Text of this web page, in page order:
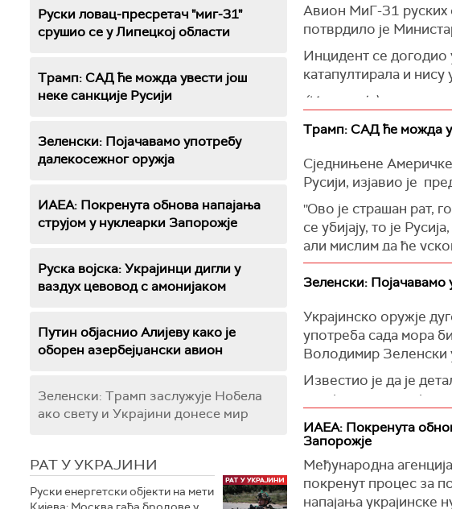
Руски ловац-пресретач "миг-31"
срушио се у Липецкој области
Трамп: САД ће можда увести још
неке санкције Русији
Зеленски: Појачавамо употребу
далекосежног оружја
ИАЕА: Покренутa обновa напајања
струјом у нуклеарки Запорожје
Руска војска: Украјинци дигли у
ваздух цевовод с амонијаком
Путин објаснио Алијеву како је
оборен азербејџански авион
Зеленски: Трамп заслужује Нобела
ако свету и Украјини донесе мир
РАТ У УКРАЈИНИ
Руски енергетски објекти на мети
Авион МиГ-31 руских
потврдило је
Инцидент се догодио
катапултирала и
(Известија)
Трамп: САД ће можда
Сједнињене
Русији, изјавио је
''Ово је страшан рат,
се убијају, то је
али мислим да ће
ће Вашингтон и
се рат окончао.
Током састанка с
кући у Вашингтону
Алијансе, које га
повуку своје снаге из
'Имамо много трупа
суштини све ће
(Танјуг)
Зеленски: Појачавамо
Украјинско оружје
употреба сада мора
Володимир Зеленски
Известио је да је
украјинског оружја
дронове, као и
обуку посаде.
"Задатак је сада да
припрему и
Украјина ефикаснија
ИАЕА: Покренутa
Запорожје
Међународна
покренут процес за
напајања украјинске